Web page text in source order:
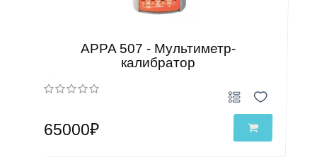
APPA 507 - Мультиметр-
калибратор
65000₽